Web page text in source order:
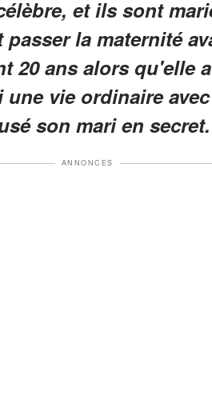
et ils sont
la maternité
20 ans alors qu'elle
vie ordinaire
son mari en secret.
ANNONCES